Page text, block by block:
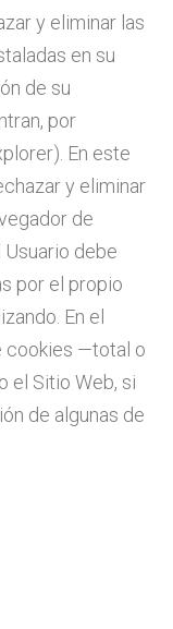
y eliminar las
en su
de su
por
En este
y eliminar
de
debe
por el propio
En el
cookies —total o
el Sitio Web, si
de algunas de